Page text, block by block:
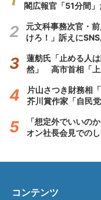
閣広報官「51分間」
元文科事務次官・
けろ！」訴えに
蓮舫氏「止める人
然」 高市首相「上
片山さつき財務相
芥川賞作家「自民
「想定外でいいの
オン社長会見での
コンテンツ